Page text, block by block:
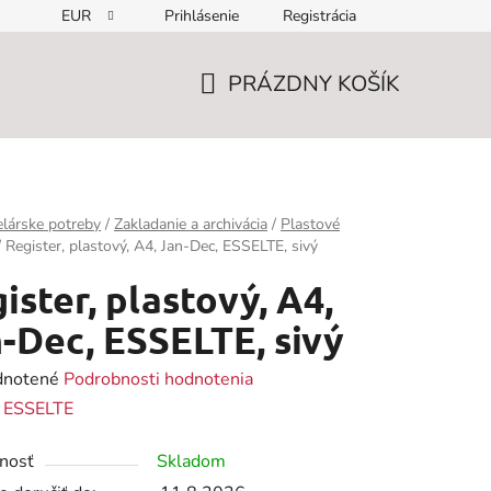
EUR Prihlásenie Registrácia
PRÁZDNY KOŠÍK
potreby / Zakladanie a archivácia / Plastové
Register, plastový, A4, Jan-Dec, ESSELTE, sivý
plastový, A4,
Dec, ESSELTE, sivý
Podrobnosti hodnotenia
ESSELTE
Skladom